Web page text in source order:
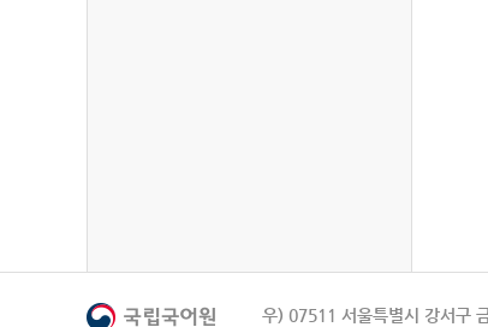
우) 07511 서울특별시 강서구